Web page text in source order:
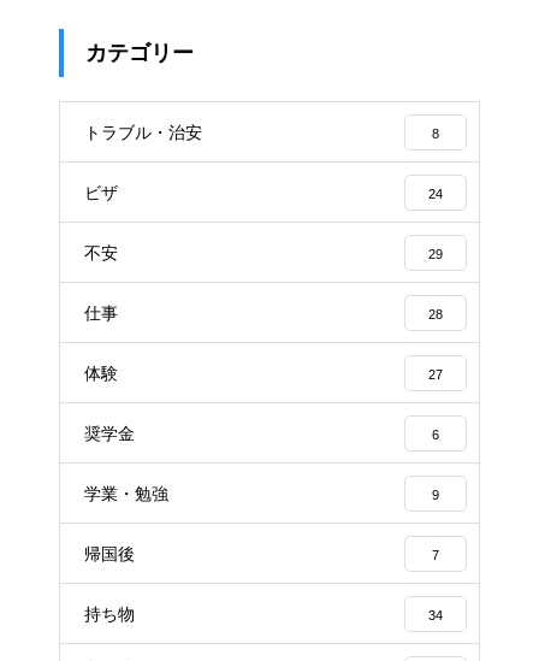
カテゴリー
トラブル・治安 8
ビザ 24
不安 29
仕事 28
体験 27
奨学金 6
学業・勉強 9
帰国後 7
持ち物 34